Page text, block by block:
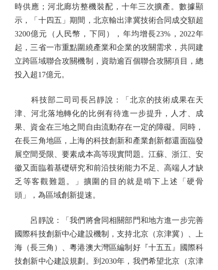
時供應；河北廊坊整機裝配，十年三次擴產。數據顯
示，「十四五」期間，北京輸出津冀技術合同成交額超
3200億元（人民幣，下同），年均增長23%，2022年
起，三省一市重點圍繞產業和企業的攻關需求，共同建
立跨區域聯合攻關機制，資助逾百個聯合攻關項目，總
投入超17億元。
科技部二司司長呂靜說：「北京的技術成果在天
津、河北落地轉化的比例有待進一步提升，人才、成
果、資金在三地之間自由流動存在一定的障礙。同時，
在長三角地區，上海的科技創新和產業創新都還面臨發
展空間受限、要素成本高等現實問題。江蘇、浙江、安
徽又面臨着基礎研究和前沿技術能力不足、高端人才缺
乏等客觀難題。」擴圍的目的就是啃下上述「硬骨
頭」，為區域創新提速。
呂靜說：「我們將會同相關部門和地方進一步完善
國際科技創新中心建設機制，支持北京（京津冀）、上
海（長三角）、粵港澳大灣區編制好『十五五』國際科
技創新中心建設規劃。到2030年，我們希望北京（京津